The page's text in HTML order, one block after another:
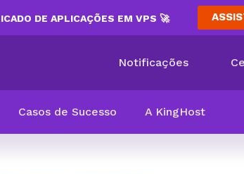
DE APLICAÇÕES EM VPS 🚀
Notificações
Casos de Sucesso A KingHost